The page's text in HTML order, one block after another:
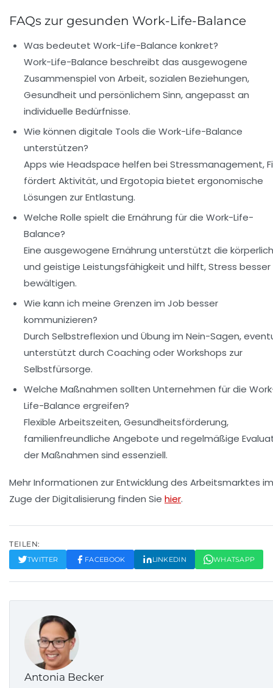
FAQs zur gesunden Work-Life-Balance
Was bedeutet Work-Life-Balance konkret?
Work-Life-Balance beschreibt das ausgewogene
Zusammenspiel von Arbeit, sozialen Beziehungen,
Gesundheit und persönlichem Sinn, angepasst an
individuelle Bedürfnisse.
Wie können digitale Tools die Work-Life-Balance
unterstützen?
Apps wie Headspace helfen bei Stressmanagement,
fördert Aktivität, und Ergotopia bietet ergonomische
Lösungen zur Entlastung.
Welche Rolle spielt die Ernährung für die Work-Life-
Balance?
Eine ausgewogene Ernährung unterstützt die
und geistige Leistungsfähigkeit und hilft, Stress besser
bewältigen.
Wie kann ich meine Grenzen im Job besser
kommunizieren?
Durch Selbstreflexion und Übung im Nein-Sagen,
unterstützt durch Coaching oder Workshops zur
Selbstfürsorge.
Welche Maßnahmen sollten Unternehmen für die
Life-Balance ergreifen?
Flexible Arbeitszeiten, Gesundheitsförderung,
familienfreundliche Angebote und regelmäßige
der Maßnahmen sind essenziell.
Mehr Informationen zur Entwicklung des Arbeitsmarktes im
Zuge der Digitalisierung finden Sie hier.
TEILEN:
TWITTER FACEBOOK LINKEDIN WHATSAPP
Antonia Becker